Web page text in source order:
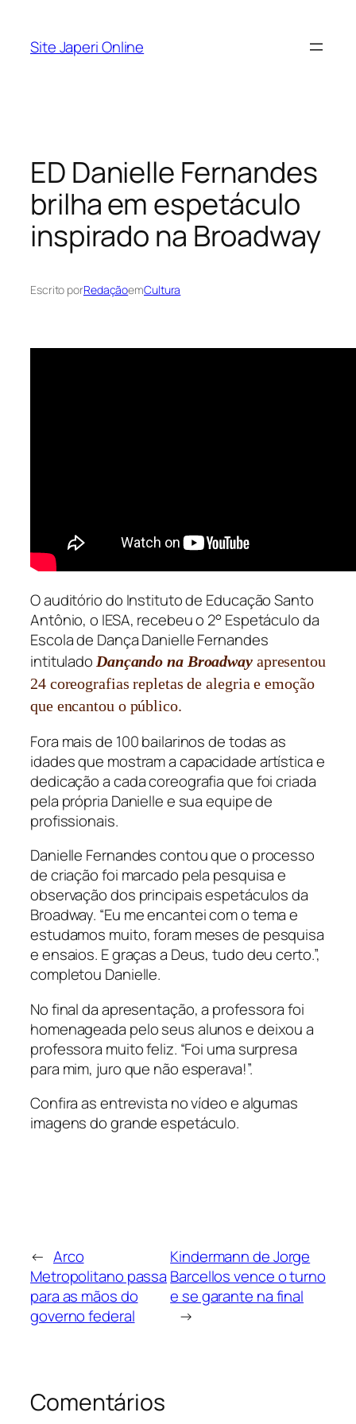
Site Japeri Online
ED Danielle Fernandes
brilha em espetáculo
inspirado na Broadway
Escrito porRedaçãoemCultura
O auditório do Instituto de Educação Santo
Antônio, o IESA, recebeu o 2° Espetáculo da
Escola de Dança Danielle Fernandes
intitulado Dançando na Broadwayapresentou
24 coreografias repletas de alegria e emoção
que encantou o público.
Fora mais de 100 bailarinos de todas as
idades que mostram a capacidade artística e
dedicação a cada coreografia que foi criada
pela própria Danielle e sua equipe de
profissionais.
Danielle Fernandes contou que o processo
de criação foi marcado pela pesquisa e
observação dos principais espetáculos da
Broadway. “Eu me encantei com o tema e
estudamos muito, foram meses de pesquisa
e ensaios. E graças a Deus, tudo deu certo.”,
completou Danielle.
No final da apresentação, a professora foi
homenageada pelo seus alunos e deixou a
professora muito feliz. “Foi uma surpresa
para mim, juro que não esperava!”.
Confira as entrevista no vídeo e algumas
imagens do grande espetáculo.
← Arco
Metropolitano passa
para as mãos do
governo federal
Kindermann de Jorge
Barcellos vence o turno
e se garante na final
→
Comentários